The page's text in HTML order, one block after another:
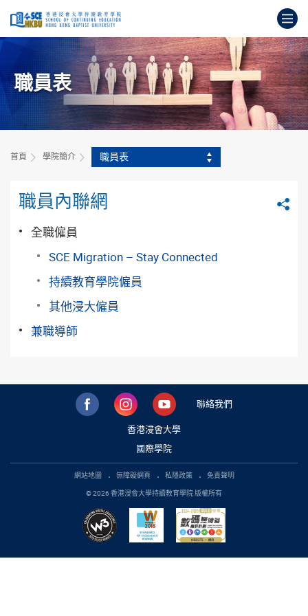
要
打
開
要
內
職員表
首頁 學院簡介 職員表
分
職員內聯網
全職僱員
SCE Migration – Stay Connected
持續教育學院僱員
其他浸大僱員
兼職導師
聯絡我們
香港浸會大學
國際學院
網站地圖 無障礙網頁 私隱政策
免責聲明
© 2026 香港浸會大學持續教育學院 版權所有